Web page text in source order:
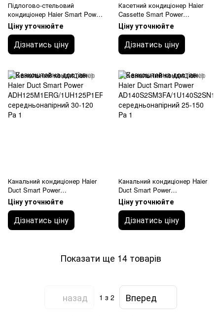
Підлогово-стельовий
кондиціонер Haier Smart Power
AC160S2SK1FA(H)/1UH160P1E
RG
Ціну уточнюйте
Дізнатись ціну
Касетний кондиціонер Haier
Cassette Smart Power
AB140S2SR1FA(H)/1U140S2SN
1FB
Ціну уточнюйте
Дізнатись ціну
Канальний кондиціонер Haier
Duct Smart Power
ADH125M1ERG/1UH125P1ERG
середньонапірний 30-120 Pа
Ціну уточнюйте
Дізнатись ціну
Канальний кондиціонер Haier
Duct Smart Power
AD140S2SM3FA/1U140S2SN1F
B середньонапірний 25-150 Pа
Ціну уточнюйте
Дізнатись ціну
Показати ще 14 товарів
назад 1 з 2 Вперед